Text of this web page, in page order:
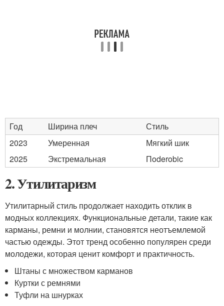
Год Ширина плеч
Стиль
2023
Умеренная
Мягкий шик
2025
Экстремальная Пoderobic
2. Утилитаризм
Утилитарный стиль продолжает находить отклик в
модных коллекциях. Функциональные детали, такие как
карманы, ремни и молнии, становятся неотъемлемой
частью одежды. Этот тренд особенно популярен среди
молодежи, которая ценит комфорт и практичность.
Штаны с множеством карманов
Куртки с ремнями
Туфли на шнурках